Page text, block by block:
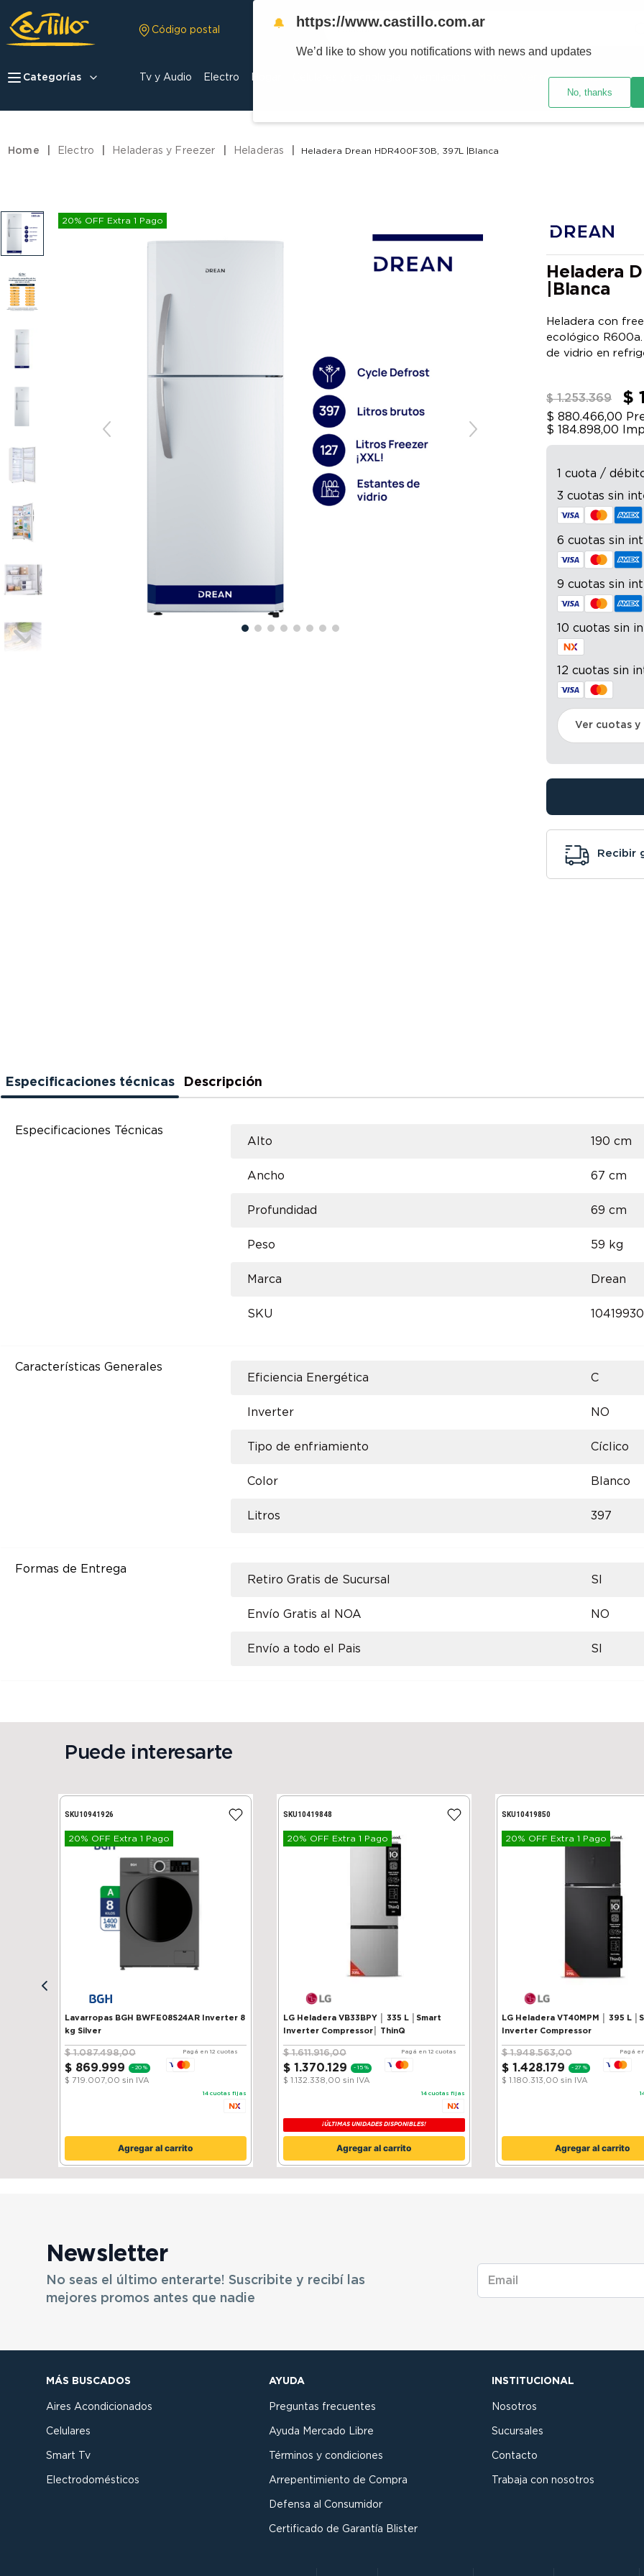
Código postal
Buscar
Categorías Tv y Audio Electro Ver promociones
Electro Heladeras y Freezer Heladeras Heladera Drean HDR400F30B, 397L |Blanca
20% OFF Extra 1 Pago
Heladera
|Blanca
Heladera con
ecológico
de vidrio en
$ 1.253.369 $
$ 880.466,00
$ 184.898,00
1 cuota /
3 cuotas sin
6 cuotas sin
9 cuotas sin
10 cuotas sin
12 cuotas sin
Ver cuotas
Recibir
Especificaciones técnicas Descripción
Especificaciones Técnicas
Alto
190 cm
Ancho 67 cm
Profundidad 69 cm
Peso 59 kg
Marca Drean
SKU 10419930
Características Generales
Eficiencia Energética
C
Inverter NO
Tipo de enfriamiento Cíclico
Color Blanco
Litros 397
Formas de Entrega
Retiro Gratis de Sucursal
SI
Envío Gratis al NOA NO
Envío a todo el Pais SI
Puede interesarte
SKU10941926
20% OFF Extra 1 Pago
Lavarropas BGH BWFE08S24AR Inverter 8
kg Silver
$ 1.087.498,00
$ 869.999 - 20 %
$ 719.007,00 sin IVA
Pagá en 12 cuotas
14 cuotas fijas
Agregar al carrito
SKU10419848
20% OFF Extra 1 Pago
LG Heladera VB33BPY │ 335 L │Smart
Inverter Compressor│ ThinQ
$ 1.611.916,00
$ 1 .370.129 - 15 %
$ 1.132.338,00 sin IVA
Pagá en 12 cuotas
14 cuotas fijas
¡ÚLTIMAS UNIDADES DISPONIBLES!
Agregar al carrito
SKU10419850
20% OFF Extra 1 Pago
LG Heladera VT40MPM │ 395 L
Inverter Compressor
$ 1.948.563,00
$ 1 .428.179 - 27 %
$ 1.180.313,00 sin IVA
Pagá
Agregar al carrito
Newsletter
No seas el último enterarte! Suscribite y recibí las
mejores promos antes que nadie
MÁS BUSCADOS
Aires Acondicionados
Celulares
Smart Tv
Electrodomésticos
AYUDA
Preguntas frecuentes
Ayuda Mercado Libre
Términos y condiciones
Arrepentimiento de Compra
Defensa al Consumidor
Certificado de Garantía Blister
INSTITUCIONAL
Nosotros
Sucursales
Contacto
Trabaja con nosotros
aire acondicionado
moto
🔔 https://www.castillo.com.ar
We’d like to show you notifications with news and updates
No, thanks